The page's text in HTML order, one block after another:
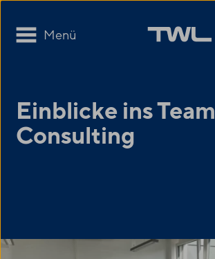
Menü
Einblicke ins Team
Consulting